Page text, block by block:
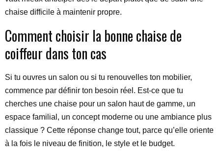
chaise difficile à maintenir propre.
Comment choisir la bonne chaise de
coiffeur dans ton cas
Si tu ouvres un salon ou si tu renouvelles ton mobilier,
commence par définir ton besoin réel. Est-ce que tu
cherches une chaise pour un salon haut de gamme, un
espace familial, un concept moderne ou une ambiance plus
classique ? Cette réponse change tout, parce qu’elle oriente
à la fois le niveau de finition, le style et le budget.